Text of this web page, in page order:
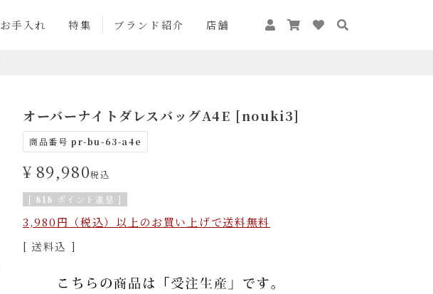
お手入れ 特集 ブランド紹介 店舗
オーバーナイトダレスバッグA4E [nouki3]
商品番号 pr-bu-63-a4e
¥ 89,980税込
[ 818 ポイント進呈 ]
3,980円（税込）以上のお買い上げで送料無料
送料込